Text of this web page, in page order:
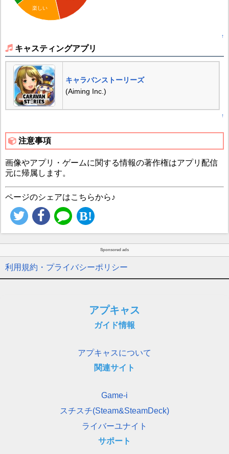
楽しい
↑
キャスティングアプリ
キャラバンストーリーズ
(Aiming Inc.)
↑
注意事項
画像やアプリ・ゲームに関する情報の著作権はアプリ配信
元に帰属します。
ページのシェアはこちらから♪
Sponsored ads
利用規約・プライバシーポリシー
アプキャス
ガイド情報
アプキャスについて
関連サイト
Game-i
スチスチ(Steam&SteamDeck)
ライバーユナイト
サポート